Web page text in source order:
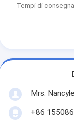
Tempi di consegna
Mrs.
+86